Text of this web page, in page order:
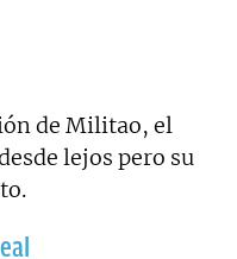
de Militao, el
lejos pero su